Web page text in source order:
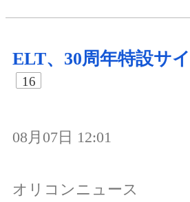
ELT、30周年特設サ
16
08月07日 12:01
オリコンニュース